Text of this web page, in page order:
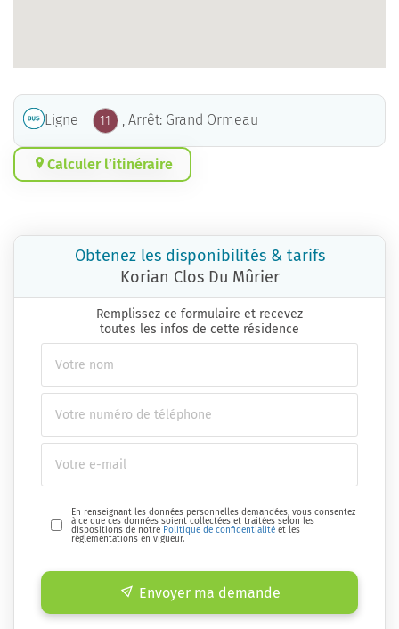
Ligne 11 , Arrêt: Grand Ormeau
Calculer l’itinéraire
Obtenez les disponibilités & tarifs
Korian Clos Du Mûrier
Remplissez ce formulaire et recevez
toutes les infos de cette résidence
En renseignant les données personnelles demandées, vous consentez
à ce que ces données soient collectées et traitées selon les
dispositions de notre Politique de confidentialité et les
réglementations en vigueur.
Envoyer ma demande